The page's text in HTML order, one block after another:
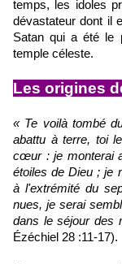
temps, les idoles
dévastateur dont il
Satan qui a été le
temple céleste.
Les origines
« Te voilà tombé
abattu à terre, toi
cœur : je monterai
étoiles de Dieu ; je
à l'extrémité du
nues, je serai
dans le séjour des
Ézéchiel 28 :11-17).